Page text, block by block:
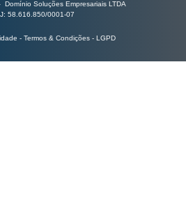
Soluções Empresariais LTDA
58.616.850/0001-07
- Termos & Condições - LGPD